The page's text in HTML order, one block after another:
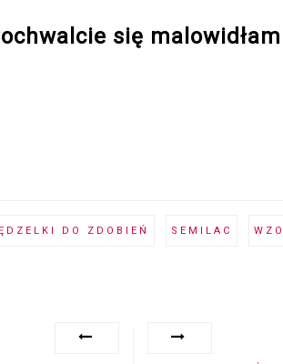
się
DO ZDOBIEŃ SEMILAC